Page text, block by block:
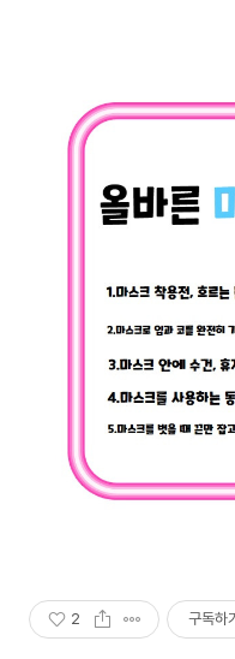
2 구독하기